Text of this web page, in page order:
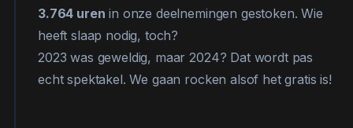
3.764 uren in onze deelnemingen gestoken. Wie
heeft slaap nodig, toch?
2023 was geweldig, maar 2024? Dat wordt pas
echt spektakel. We gaan rocken alsof het gratis is!